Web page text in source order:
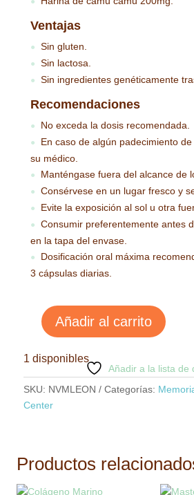
Ventajas
● Sin gluten.
● Sin lactosa.
● Sin ingredientes genéticamente
Recomendaciones
● No exceda la dosis recomendada.
●
En caso de algún padecimiento
su médico.
● Manténgase fuera del alcance de
● Consérvese en un lugar fresco y
● Evite la exposición al sol u otra
●
Consumir preferentemente antes
en la tapa del envase.
●
Dosificación oral máxima
3 cápsulas diarias.
1 disponibles
Melena
León
1000
mg
cantidad
Añadir al carrito
Añadir a la lista de
SKU: NVMLEON Categorías:
Center
Productos